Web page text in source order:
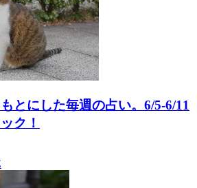
とにした毎週の占い。6/5-6/11
ク！